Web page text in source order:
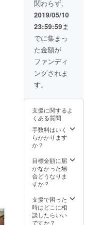
15:45受
付開
始、
16:00開
演 料
金：
2,000円
（限定
15名）
会場：
福岡県
中央区
薬院1丁
目14-
25-102
）
gluee-
102.jp/
関わらず、
2019/05/10
23:59:59ま
でに集まっ
た金額が
ファンディ
ングされま
す。
支援に関するよ
くある質問
手数料はいく
らかかります
か？
目標金額に届
かなかった場
合どうなりま
すか？
支援で困った
時はどこに相
談したらいい
ですか？